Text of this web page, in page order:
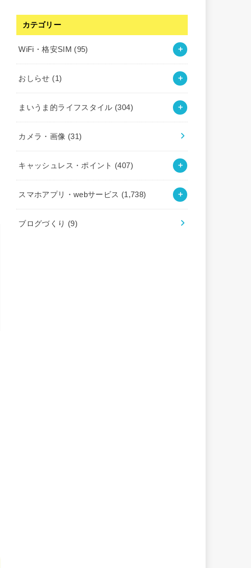
カテゴリー
WiFi・格安SIM (95)
おしらせ (1)
まいうま的ライフスタイル (304)
カメラ・画像 (31)
キャッシュレス・ポイント (407)
スマホアプリ・webサービス (1,738)
ブログづくり (9)